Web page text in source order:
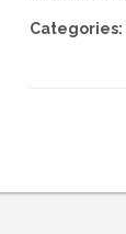
Categories: